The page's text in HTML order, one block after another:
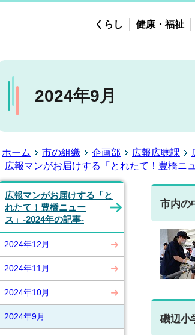
くらし 健康・福祉
2024年9月
ホーム 市の組織 企画部 広報広聴課
広報マンがお届けする「とれたて！豊橋ニ
広報マンがお届けする「と
れたて！豊橋ニュー
ス」-2024年の記事-
2024年12月
2024年11月
2024年10月
2024年9月
市内の
磯辺小